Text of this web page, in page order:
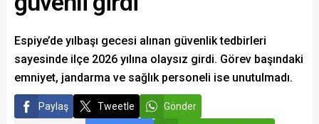
Espiye’de yılbaşı gecesi alınan güvenlik tedbirleri
sayesinde ilçe 2026 yılına olaysız girdi. Görev başındaki
emniyet, jandarma ve sağlık personeli ise unutulmadı.
Paylaş Tweetle Gönder